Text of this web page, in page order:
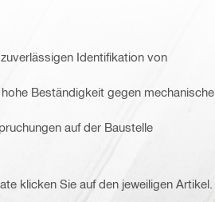
Identifikation von
Beständigkeit gegen mechanische
auf der Baustelle
klicken Sie auf den jeweiligen Artikel.